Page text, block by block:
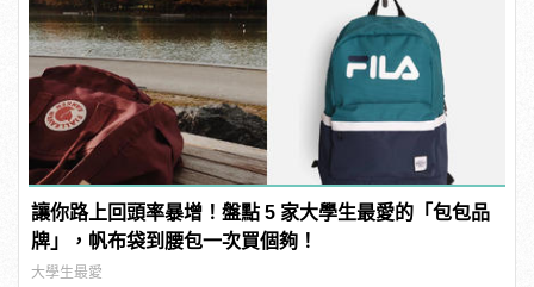
讓你路上回頭率暴增！盤點 5 家大學生最愛的「包包品
牌」，帆布袋到腰包一次買個夠！
大學生最愛